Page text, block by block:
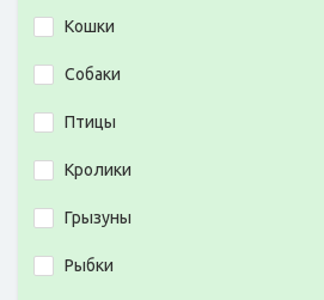
Кошки
Собаки
Птицы
Кролики
Грызуны
Рыбки